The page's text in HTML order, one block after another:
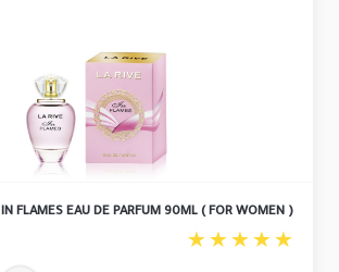
IN FLAMES EAU DE PARFUM 90ML ( FOR WOMEN )